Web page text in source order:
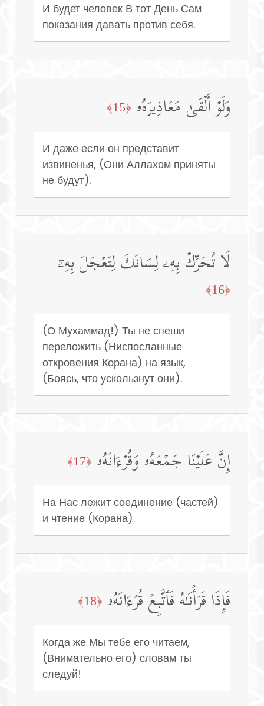
И будет человек В тот День Сам
показания давать против себя.
وَلَوۡ أَلۡقَىٰ مَعَاذِیرَهُۥ ﴿15﴾
И даже если он представит
извиненья, (Они Аллахом приняты
не будут).
لَا تُحَرِّكۡ بِهِۦ لِسَانَكَ لِتَعۡجَلَ بِهِۦۤ
﴿16﴾
(О Мухаммад!) Ты не спеши
переложить (Ниспосланные
откровения Корана) на язык,
(Боясь, что ускользнут они).
إِنَّ عَلَیۡنَا جَمۡعَهُۥ وَقُرۡءَانَهُۥ ﴿17﴾
На Нас лежит соединение (частей)
и чтение (Корана).
فَإِذَا قَرَأۡنَـٰهُ فَٱتَّبِعۡ قُرۡءَانَهُۥ ﴿18﴾
Когда же Мы тебе его читаем,
(Внимательно его) словам ты
следуй!